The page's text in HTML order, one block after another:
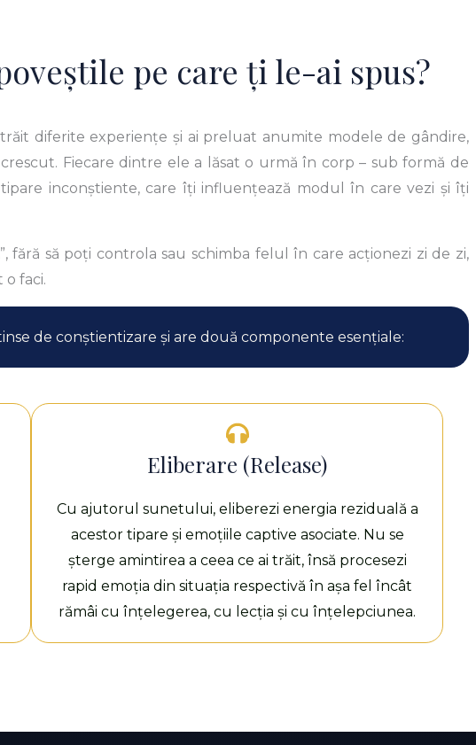
pe care ți le-ai spus?
diferite experiențe și ai preluat anumite modele de gândire,
Fiecare dintre ele a lăsat o urmă în corp – sub formă de
inconștiente, care îți influențează modul în care vezi și îți
”, fără să poți controla sau schimba felul în care acționezi zi de zi,
faci.
de conștientizare și are două componente esențiale:
Eliberare (Release)
Cu ajutorul sunetului, eliberezi energia reziduală a
acestor tipare și emoțiile captive asociate. Nu se
șterge amintirea a ceea ce ai trăit, însă procesezi
rapid emoția din situația respectivă în așa fel încât
rămâi cu înțelegerea, cu lecția și cu înțelepciunea.